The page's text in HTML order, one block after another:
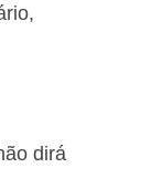
dirá